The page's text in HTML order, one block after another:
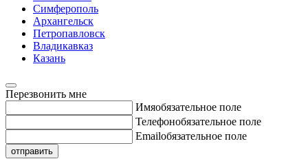
Симферополь
Архангельск
Петропавловск
Владикавказ
Казань
Перезвонить мне
Имяобязательное поле
Телефонобязательное поле
Emailобязательное поле
отправить